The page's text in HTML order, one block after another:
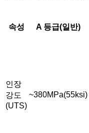
속성 A 등급(일반)
인장
강도
(UTS)
~380MPa(55ksi)